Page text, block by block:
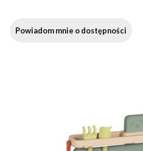
Powiadom mnie o dostępności